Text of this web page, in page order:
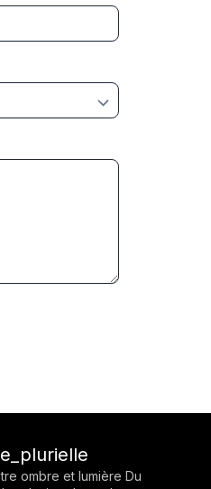
ombre et lumière Du